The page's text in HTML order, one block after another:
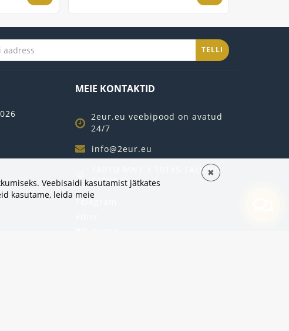
TELLI
MEIE KONTAKTID
2eur.eu veebipood on avatud
24/7
info@2eur.eu
TARTU MNT 7 10145 TALLINN
ESTONIA
Telegram
Veebisaidi kasutamist jätkates
kasutame, leida meie
✖